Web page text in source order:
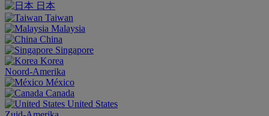
日本
Taiwan
Malaysia
China
Singapore
Korea
Noord-Amerika
México
Canada
United States